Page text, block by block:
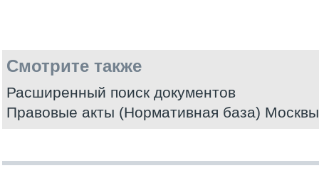
Смотрите также
Расширенный поиск документов
Правовые акты (Нормативная база) Москвы